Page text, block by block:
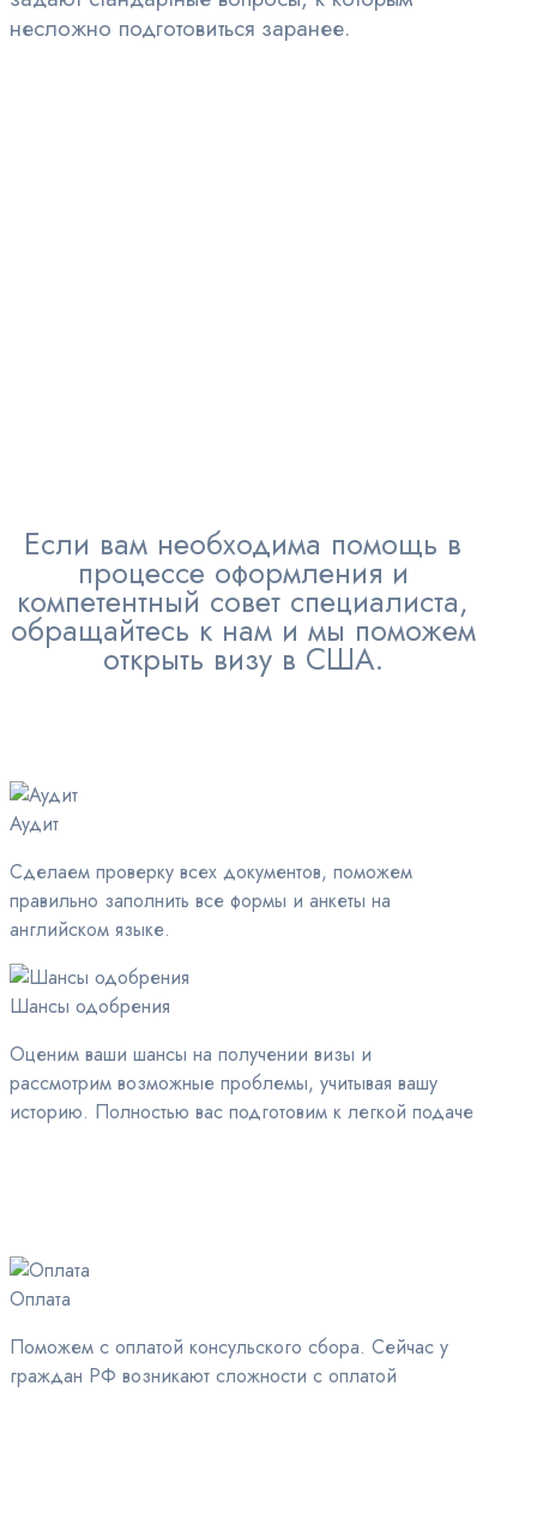
несложно подготовиться заранее.
Если вам необходима помощь в
процессе оформления и
компетентный совет специалиста,
обращайтесь к нам и мы поможем
открыть визу в США.
Аудит
Сделаем проверку всех документов, поможем
правильно заполнить все формы и анкеты на
английском языке.
Шансы одобрения
Оценим ваши шансы на получении визы и
рассмотрим возможные проблемы, учитывая вашу
историю. Полностью вас подготовим к легкой подаче
Оплата
Поможем с оплатой консульского сбора. Сейчас у
граждан РФ возникают сложности с оплатой